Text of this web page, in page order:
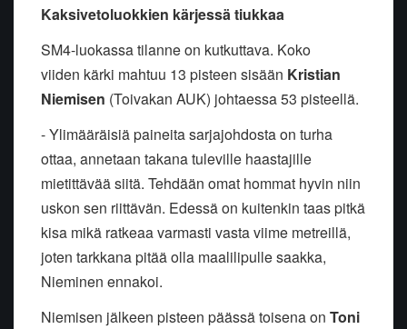
Kaksivetoluokkien kärjessä tiukkaa
SM4-luokassa tilanne on kutkuttava. Koko
viiden kärki mahtuu 13 pisteen sisään Kristian
Niemisen (Toivakan AUK) johtaessa 53 pisteellä.
- Ylimääräisiä paineita sarjajohdosta on turha
ottaa, annetaan takana tuleville haastajille
mietittävää siitä. Tehdään omat hommat hyvin niin
uskon sen riittävän. Edessä on kuitenkin taas pitkä
kisa mikä ratkeaa varmasti vasta viime metreillä,
joten tarkkana pitää olla maalilipulle saakka,
Nieminen ennakoi.
Niemisen jälkeen pisteen päässä toisena on Toni